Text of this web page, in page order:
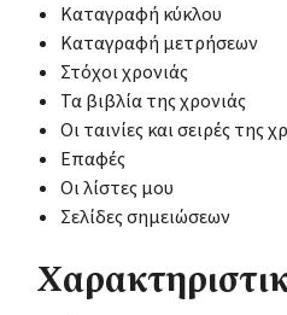
Καταγραφή κύκλου
Καταγραφή μετρήσεων
Στόχοι χρονιάς
Τα βιβλία της χρονιάς
Οι ταινίες και σειρές της
Επαφές
Οι λίστες μου
Σελίδες σημειώσεων